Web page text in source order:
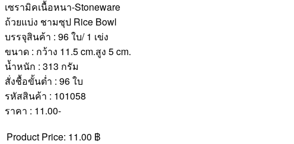
เซรามิคเนื้อหนา-Stoneware
ถ้วยแบ่ง ชามซุป Rice Bowl
บรรจุสินค้า : 96 ใบ/ 1 เข่ง
ขนาด : กว้าง 11.5 cm.สูง 5 cm.
น้ำหนัก : 313 กรัม
สั่งชื้อขั้นต่ำ : 96 ใบ
รหัสสินค้า : 101058
ราคา : 11.00-
Product Price: 11.00 ฿